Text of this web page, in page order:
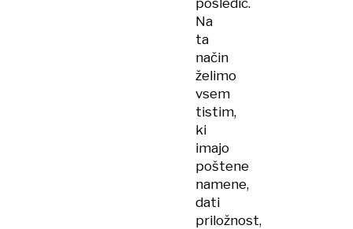
posledic.
Na
ta
način
želimo
vsem
tistim,
ki
imajo
poštene
namene,
dati
priložnost,